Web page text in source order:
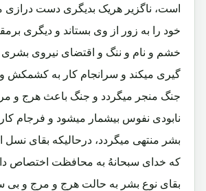
است، ناگزیر هریک بدیگری دست درازی
خود را به زور از وی بستاند و دیگری
خشم و نام و ننگ و اقتضای نیروی بشری
گیری میکند و سرانجام کار به کشمکش
جنگ منجر میگردد و جنگ باعث هرج و
نابودی نفوس بیشمار میشود و فرجام
بشر منتهی میگردد، درحالیکه بقای
که خدای سبحانهُ به محافظت اختصاص
بقای نوع بشر به حالت هرج و مرج و بی